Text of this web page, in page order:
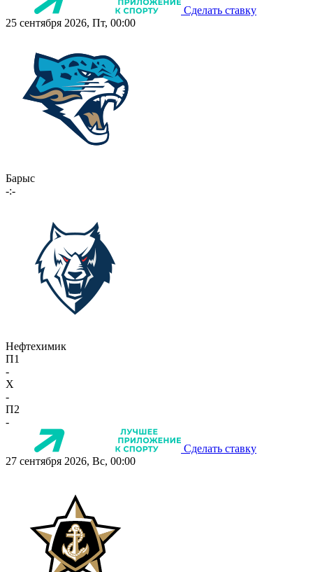
Сделать ставку
25 сентября 2026, Пт, 00:00
Барыс
-:-
Нефтехимик
П1
-
X
-
П2
-
Сделать ставку
27 сентября 2026, Вс, 00:00